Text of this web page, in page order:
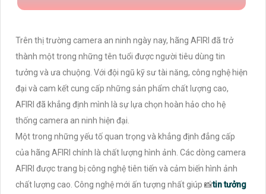
Trên thị trường camera an ninh ngày nay, hãng AFIRI đã trở
thành một trong những tên tuổi được người tiêu dùng tin
tưởng và ưa chuộng. Với đội ngũ kỹ sư tài năng, công nghệ hiện
đại và cam kết cung cấp những sản phẩm chất lượng cao,
AFIRI đã khẳng định mình là sự lựa chọn hoàn hảo cho hệ
thống camera an ninh hiện đại.
Một trong những yếu tố quan trọng và khẳng định đẳng cấp
của hãng AFIRI chính là chất lượng hình ảnh. Các dòng camera
AFIRI được trang bị công nghệ tiên tiến và cảm biến hình ảnh
chất lượng cao. Công nghệ mới ấn tượng nhất giúp 📸tin tưởng